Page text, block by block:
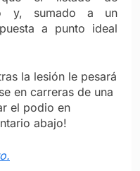
y, sumado a un
a punto ideal
la lesión le pesará
en carreras de una
el podio en
abajo!